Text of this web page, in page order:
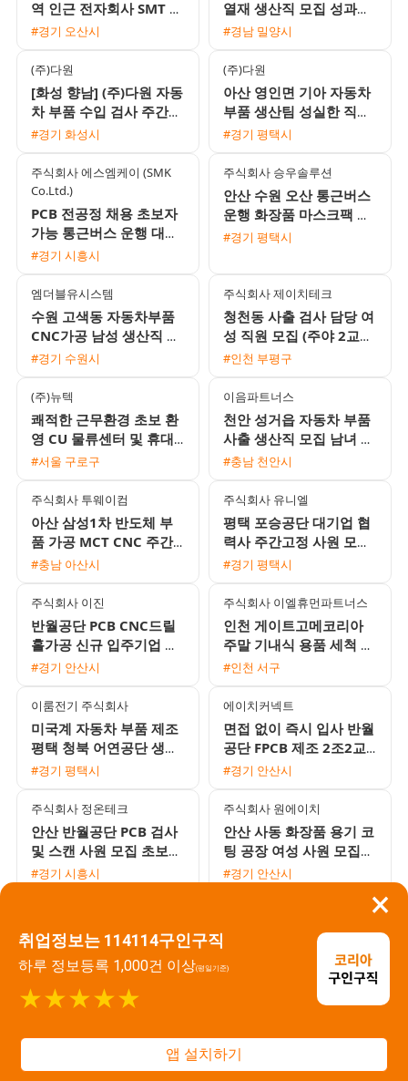
×
취업정보는 114114구인구직
하루 정보등록 1,000건 이상(평일기준)
★★★★★
앱 설치하기
역 인근 전자회사 SMT 조
립검사 및 오퍼레이터 채
#경기 오산시
열재 생산직 모집 성과금
110프로 지급 및 근무 형
#경남 밀양시
(주)다원
[화성 향남] (주)다원 자동
차 부품 수입 검사 주간
고정 사원 모집 (유류비
#경기 화성시
(주)다원
아산 영인면 기아 자동차
부품 생산팀 성실한 직원
모집
#경기 평택시
주식회사 에스엠케이 (SMK
Co.Ltd.)
PCB 전공정 채용 초보자
가능 통근버스 운행 대기
업 1차 협력사
#경기 시흥시
주식회사 승우솔루션
안산 수원 오산 통근버스
운행 화장품 마스크팩 포
장 및 검사 모집 (주간
#경기 평택시
엠더블유시스템
수원 고색동 자동차부품
CNC가공 남성 생산직 채
용 통근버스 운행
#경기 수원시
주식회사 제이치테크
청천동 사출 검사 담당 여
성 직원 모집 (주야 2교대
및 각종 수당 지급)
#인천 부평구
(주)뉴텍
쾌적한 근무환경 초보 환
영 CU 물류센터 및 휴대
폰 부품 생산 모집 당일지
#서울 구로구
이음파트너스
천안 성거읍 자동차 부품
사출 생산직 모집 남녀 45
세 이하 F비자 H2 가능 기
#충남 천안시
주식회사 투웨이컴
아산 삼성1차 반도체 부
품 가공 MCT CNC 주간
및 2교대 모집 무료 기숙
#충남 아산시
주식회사 유니엘
평택 포승공단 대기업 협
력사 주간고정 사원 모집
월 350만원 이상 가능 및
#경기 평택시
주식회사 이진
반월공단 PCB CNC드릴
홀가공 신규 입주기업 채
용 (시급 12,000원 / 교통
#경기 안산시
주식회사 이엘휴먼파트너스
인천 게이트고메코리아
주말 기내식 용품 세척 및
집기 이동 근무자 채용 일
#인천 서구
이룸전기 주식회사
미국계 자동차 부품 제조
평택 청북 어연공단 생산
및 조립 사원 모집 (주간
#경기 평택시
에이치커넥트
면접 없이 즉시 입사 반월
공단 FPCB 제조 2조2교
대 월 최대 380만원 통근
#경기 안산시
주식회사 정온테크
안산 반월공단 PCB 검사
및 스캔 사원 모집 초보
환영 쾌적한 환경
#경기 시흥시
주식회사 원에이치
안산 사동 화장품 용기 코
팅 공장 여성 사원 모집
일당 및 주급 지급 가능
통근버스 운행
#경기 안산시
인천 가좌동 해수워터피
아 인근 UV코팅 여성 사
원 모집 주급 및 가불 가
능 분위기 좋은 근무지
#인천 미추홀구
1인 1실 기숙사 제공 소형
자동차 부품 생산 및 검사
사원 모집
#경기 안성시
화성 마도공단 화장품 조
립 및 포장 야간고정 여성
사원 모집 주급 및 가불
기초화장품 포장 긴급 대
규모 채용 만근수당 및 교
통비 지급 주부사원 F비